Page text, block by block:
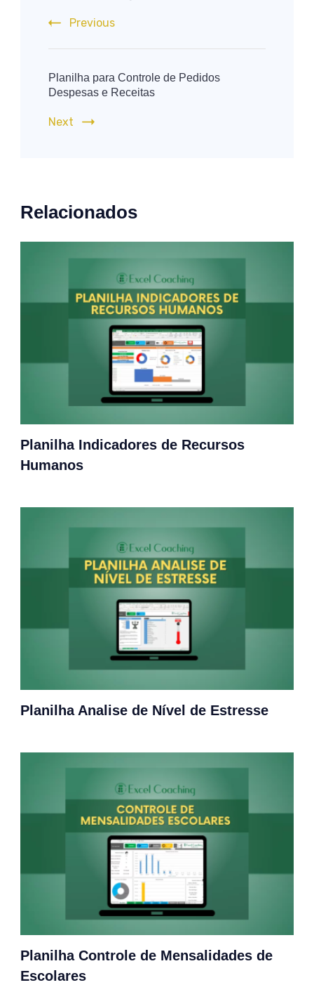
Previous
Planilha para Controle de Pedidos
Despesas e Receitas
Next
Relacionados
Planilha Indicadores de Recursos
Humanos
Planilha Analise de Nível de Estresse
Planilha Controle de Mensalidades de
Escolares